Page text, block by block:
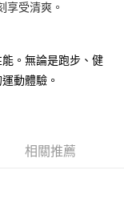
式。 讓您購物簡單
享受清爽。
。無論是跑步、健
動體驗。
相關推薦